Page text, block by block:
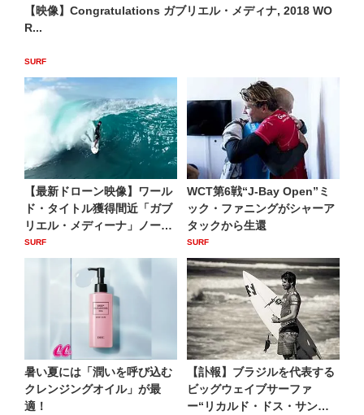
【映像】Congratulations ガブリエル・メディナ, 2018 WO
R...
SURF
【最新ドローン映像】ワール
ド・タイトル獲得間近「ガブ
リエル・メディーナ」ノース
シ...
SURF
WCT第6戦“J-Bay Open”ミ
ック・ファニングがシャーア
タックから生還
SURF
暑い夏には「潤いを呼び込む
クレンジングオイル」が最
適！
【訃報】ブラジルを代表する
ビッグウェイブサーファ
ー“リカルド・ドス・サント